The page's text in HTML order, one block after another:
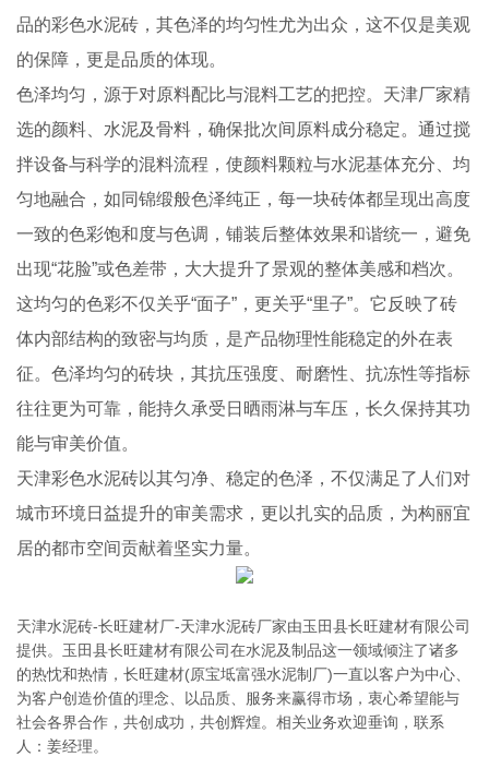
品的彩色水泥砖，其色泽的均匀性尤为出众，这不仅是美观
的保障，更是品质的体现。
色泽均匀，源于对原料配比与混料工艺的把控。天津厂家精
选的颜料、水泥及骨料，确保批次间原料成分稳定。通过搅
拌设备与科学的混料流程，使颜料颗粒与水泥基体充分、均
匀地融合，如同锦缎般色泽纯正，每一块砖体都呈现出高度
一致的色彩饱和度与色调，铺装后整体效果和谐统一，避免
出现“花脸”或色差带，大大提升了景观的整体美感和档次。
这均匀的色彩不仅关乎“面子”，更关乎“里子”。它反映了砖
体内部结构的致密与均质，是产品物理性能稳定的外在表
征。色泽均匀的砖块，其抗压强度、耐磨性、抗冻性等指标
往往更为可靠，能持久承受日晒雨淋与车压，长久保持其功
能与审美价值。
天津彩色水泥砖以其匀净、稳定的色泽，不仅满足了人们对
城市环境日益提升的审美需求，更以扎实的品质，为构丽宜
居的都市空间贡献着坚实力量。
天津水泥砖-长旺建材厂-天津水泥砖厂家由玉田县长旺建材有限公司
提供。玉田县长旺建材有限公司在水泥及制品这一领域倾注了诸多
的热忱和热情，长旺建材(原宝坻富强水泥制厂)一直以客户为中心、
为客户创造价值的理念、以品质、服务来赢得市场，衷心希望能与
社会各界合作，共创成功，共创辉煌。相关业务欢迎垂询，联系
人：姜经理。